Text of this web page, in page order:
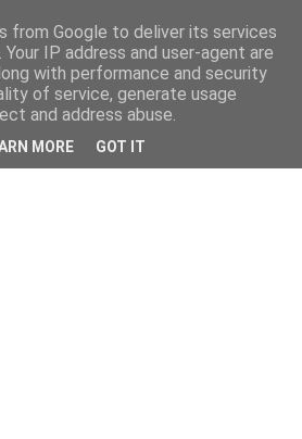
from Google to deliver its services
IP address and user-agent are
with performance and security
of service, generate usage
and address abuse.
MORE GOT IT